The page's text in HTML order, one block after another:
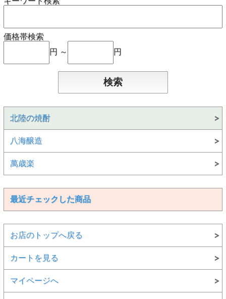
価格帯検索
円 ～
円
北陸の焼酎
八海醸造
萬歳楽
最近チェックした商品
お店のトップへ戻る
カートを見る
マイページへ